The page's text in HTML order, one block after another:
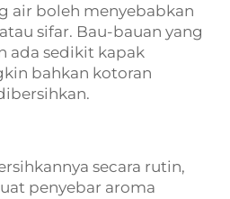
air boleh menyebabkan
sifar. Bau-bauan yang
ada sedikit kapak
bahkan kotoran
secara rutin,
penyebar aroma